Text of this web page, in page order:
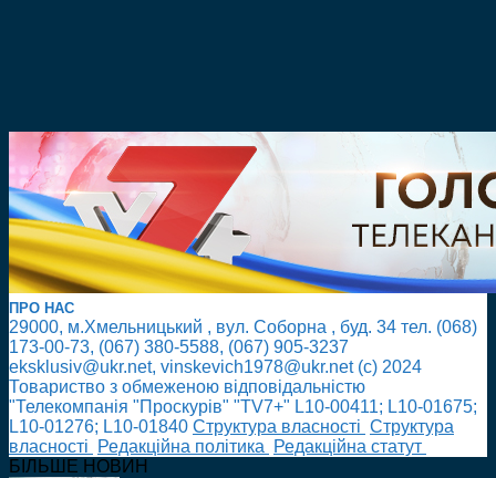
ПРО НАС
29000, м.Хмельницький , вул. Соборна , буд. 34 тел. (068)
173-00-73, (067) 380-5588, (067) 905-3237
eksklusiv@ukr.net, vinskevich1978@ukr.net (с) 2024
Товариство з обмеженою відповідальністю
"Телекомпанія "Проскурів" "TV7+" L10-00411; L10-01675;
L10-01276; L10-01840 Cтруктура власності Cтруктура
власності
Редакційна політика
Редакційна статут
БІЛЬШЕ НОВИН